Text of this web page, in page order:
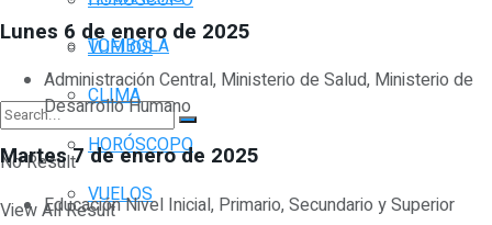
VUELOS
No Result
View All Result
TOMBOLA
CLIMA
HORÓSCOPO
VUELOS
Lunes 6 de enero de 2025
Administración Central, Ministerio de Salud, Ministerio de
Desarrollo Humano
Martes 7 de enero de 2025
Educación Nivel Inicial, Primario, Secundario y Superior